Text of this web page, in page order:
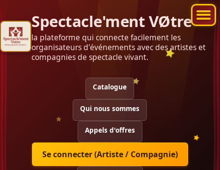
Spectacle'ment VØtre
la plateforme qui connecte facilement les
organisateurs d'événements avec des artistes et
compagnies de spectacle vivant.
Catalogue
Qui nous sommes
Appels d'offres
Se connecter (Artiste / Compagnie)